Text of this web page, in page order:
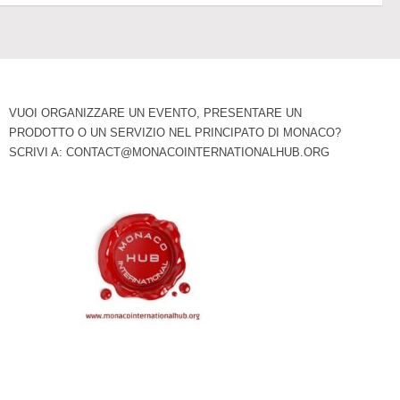
VUOI ORGANIZZARE UN EVENTO, PRESENTARE UN
PRODOTTO O UN SERVIZIO NEL PRINCIPATO DI MONACO?
SCRIVI A: CONTACT@MONACOINTERNATIONALHUB.ORG